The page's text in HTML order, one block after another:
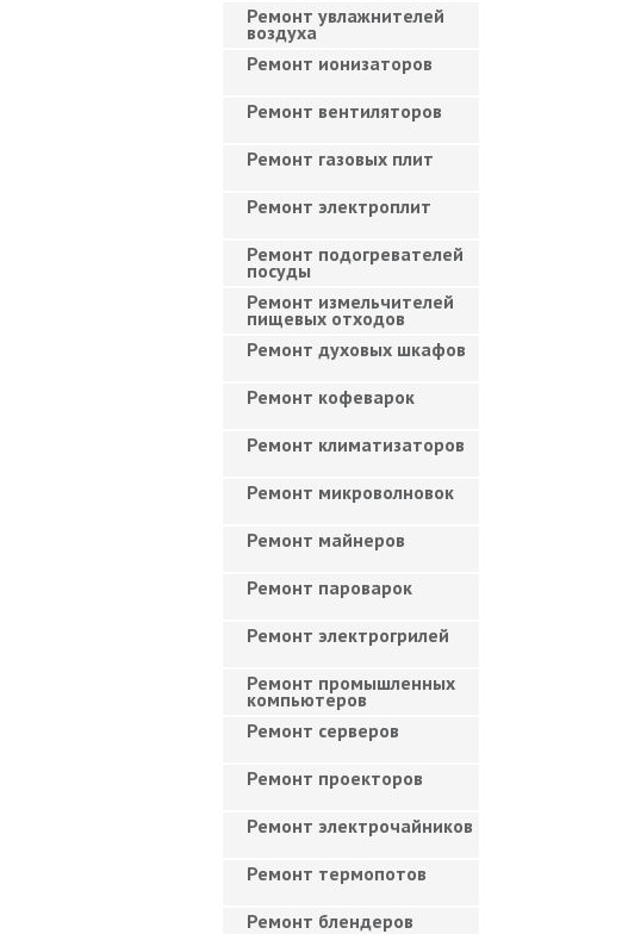
Ремонт увлажнителей
воздуха
Ремонт ионизаторов
Ремонт вентиляторов
Ремонт газовых плит
Ремонт электроплит
Ремонт подогревателей
посуды
Ремонт измельчителей
пищевых отходов
Ремонт духовых шкафов
Ремонт кофеварок
Ремонт климатизаторов
Ремонт микроволновок
Ремонт майнеров
Ремонт пароварок
Ремонт электрогрилей
Ремонт промышленных
компьютеров
Ремонт серверов
Ремонт проекторов
Ремонт электрочайников
Ремонт термопотов
Ремонт блендеров